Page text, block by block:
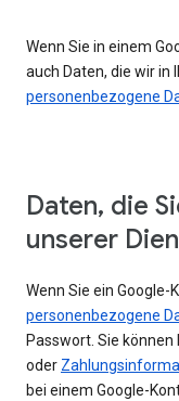
Wenn Sie in einem
auch Daten, die wir in
personenbezogene
Daten, die
unserer
Wenn Sie ein Google-
personenbezogene
Passwort. Sie
oder
bei einem Google-